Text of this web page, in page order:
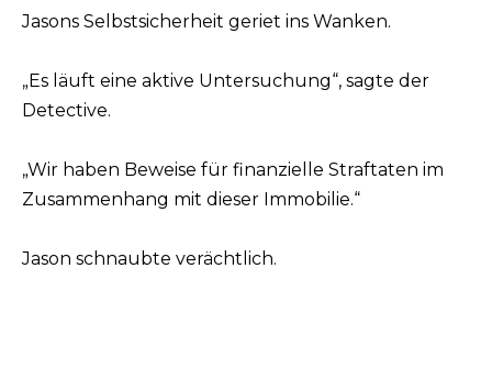
Jasons Selbstsicherheit geriet ins Wanken.
„Es läuft eine aktive Untersuchung“, sagte der
Detective.
„Wir haben Beweise für finanzielle Straftaten im
Zusammenhang mit dieser Immobilie.“
Jason schnaubte verächtlich.